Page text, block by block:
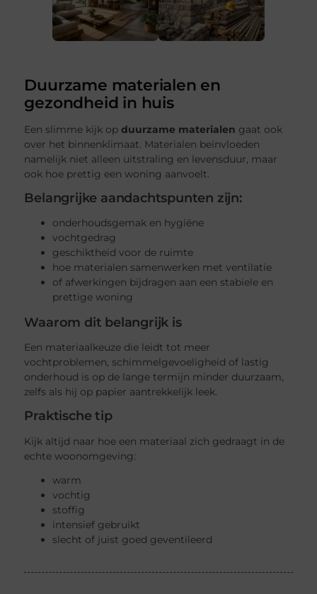
Duurzame materialen en
gezondheid in huis
Een slimme kijk opduurzame materialen gaat ook
over het binnenklimaat. Materialen beïnvloeden
namelijk niet alleen uitstraling en levensduur, maar
ook hoe prettig een woning aanvoelt.
Belangrijke aandachtspunten zijn:
onderhoudsgemak en hygiëne
vochtgedrag
geschiktheid voor de ruimte
hoe materialen samenwerken met ventilatie
of afwerkingen bijdragen aan een stabiele en
prettige woning
Waarom dit belangrijk is
Een materiaalkeuze die leidt tot meer
vochtproblemen, schimmelgevoeligheid of lastig
onderhoud is op de lange termijn minder duurzaam,
zelfs als hij op papier aantrekkelijk leek.
Praktische tip
Kijk altijd naar hoe een materiaal zich gedraagt in de
echte woonomgeving:
warm
vochtig
stoffig
intensief gebruikt
slecht of juist goed geventileerd